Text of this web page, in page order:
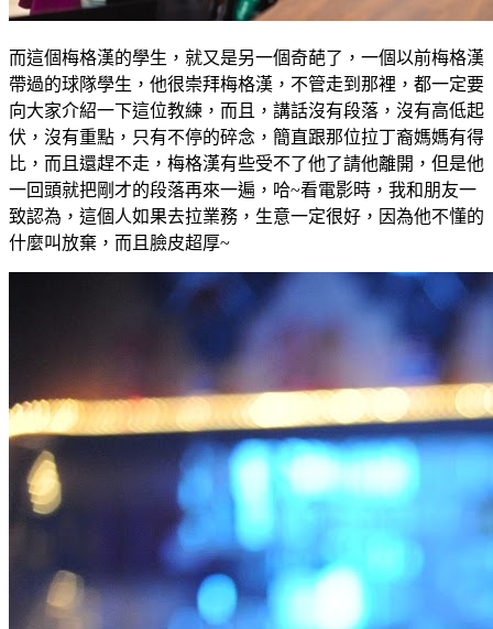
而這個梅格漢的學生，就又是另一個奇葩了，一個以前梅格漢
帶過的球隊學生，他很崇拜梅格漢，不管走到那裡，都一定要
向大家介紹一下這位教練，而且，講話沒有段落，沒有高低起
伏，沒有重點，只有不停的碎念，簡直跟那位拉丁裔媽媽有得
比，而且還趕不走，梅格漢有些受不了他了請他離開，但是他
一回頭就把剛才的段落再來一遍，哈~看電影時，我和朋友一
致認為，這個人如果去拉業務，生意一定很好，因為他不懂的
什麼叫放棄，而且臉皮超厚~